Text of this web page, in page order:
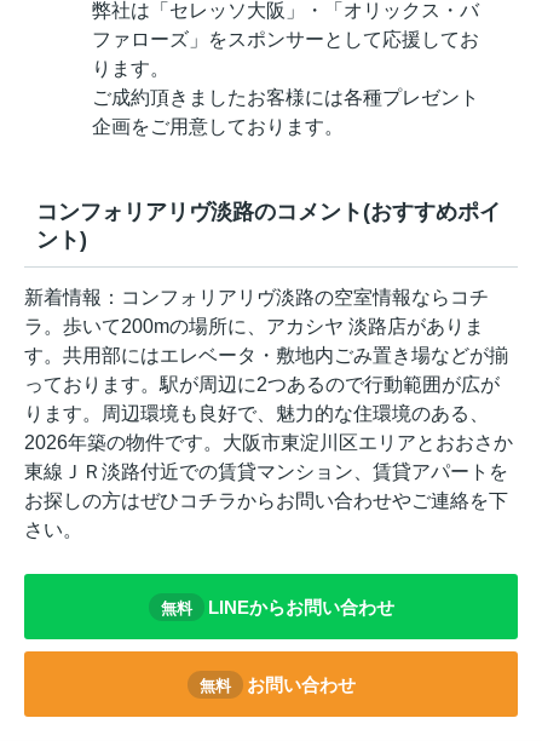
弊社は「セレッソ大阪」・「オリックス・バ
ファローズ」をスポンサーとして応援してお
ります。
ご成約頂きましたお客様には各種プレゼント
企画をご用意しております。
コンフォリアリヴ淡路のコメント(おすすめポイ
ント)
新着情報：コンフォリアリヴ淡路の空室情報ならコチ
ラ。歩いて200mの場所に、アカシヤ 淡路店がありま
す。共用部にはエレベータ・敷地内ごみ置き場などが揃
っております。駅が周辺に2つあるので行動範囲が広が
ります。周辺環境も良好で、魅力的な住環境のある、
2026年築の物件です。大阪市東淀川区エリアとおおさか
東線ＪＲ淡路付近での賃貸マンション、賃貸アパートを
お探しの方はぜひコチラからお問い合わせやご連絡を下
さい。
無料 LINEからお問い合わせ
無料 お問い合わせ